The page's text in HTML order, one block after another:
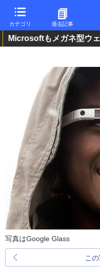
カテゴリ 過去記事
Microsoftもメガネ型ウ
写真はGoogle Glass
こ